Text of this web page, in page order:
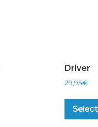
Driver
29,95€
Select